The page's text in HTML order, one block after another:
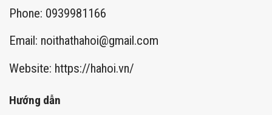
Phone: 0939981166
Email: noithathahoi@gmail.com
Website: https://hahoi.vn/
Hướng dẫn